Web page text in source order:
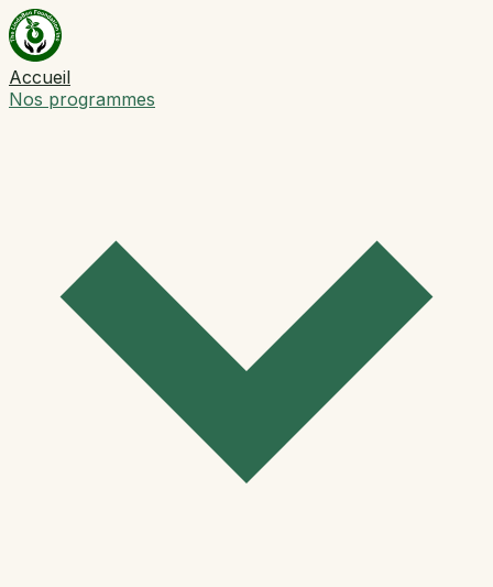
Accueil
Nos programmes